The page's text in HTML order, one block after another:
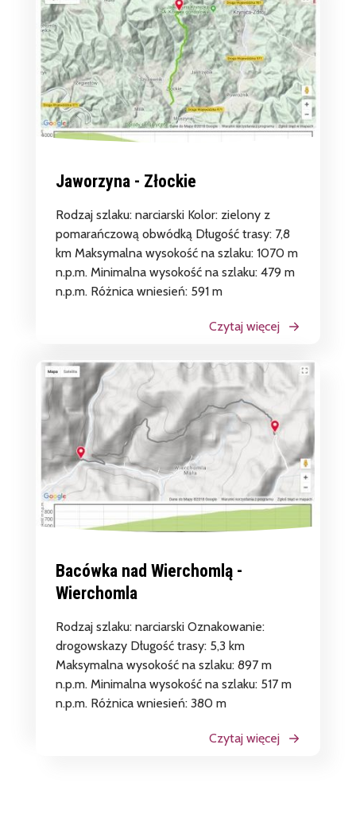
Jaworzyna - Złockie
Rodzaj szlaku: narciarski Kolor: zielony z
pomarańczową obwódką Długość trasy: 7,8
km Maksymalna wysokość na szlaku: 1070 m
n.p.m. Minimalna wysokość na szlaku: 479 m
n.p.m. Różnica wniesień: 591 m
Czytaj więcej
Bacówka nad Wierchomlą -
Wierchomla
Rodzaj szlaku: narciarski Oznakowanie:
drogowskazy Długość trasy: 5,3 km
Maksymalna wysokość na szlaku: 897 m
n.p.m. Minimalna wysokość na szlaku: 517 m
n.p.m. Różnica wniesień: 380 m
Czytaj więcej